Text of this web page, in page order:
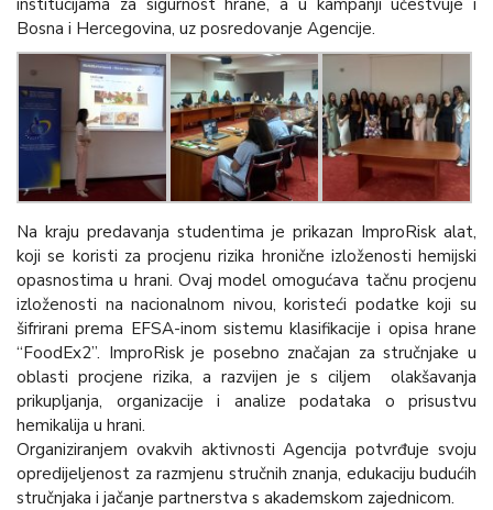
Bosna i Hercegovina, uz posredovanje Agencije.
Na kraju predavanja studentima je prikazan ImproRisk alat,
koji se koristi za procjenu rizika hronične izloženosti hemijski
opasnostima u hrani. Ovaj model omogućava tačnu procjenu
izloženosti na nacionalnom nivou, koristeći podatke koji su
šifrirani prema EFSA-inom sistemu klasifikacije i opisa hrane
“FoodEx2”. ImproRisk je posebno značajan za stručnjake u
oblasti procjene rizika, a razvijen je s ciljem olakšavanja
prikupljanja, organizacije i analize podataka o prisustvu
hemikalija u hrani.
Organiziranjem ovakvih aktivnosti Agencija potvrđuje svoju
opredijeljenost za razmjenu stručnih znanja, edukaciju budućih
stručnjaka i jačanje partnerstva s akademskom zajednicom.